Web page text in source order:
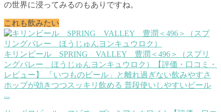
の世界に浸ってみるのもありですね。
これも飲みたい
キリンビール SPRING VALLEY 豊潤＜496＞（スプリ
ングバレー ほうじゅんヨンキュウロク）【評価・口コミ・
レビュー】
「いつものビール」と離れ過ぎない飲みやすさ
ホップが効きつつスッキリ飲める 普段使いしやすいビール
...